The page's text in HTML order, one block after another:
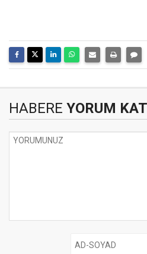
HABERE YORUM KAT